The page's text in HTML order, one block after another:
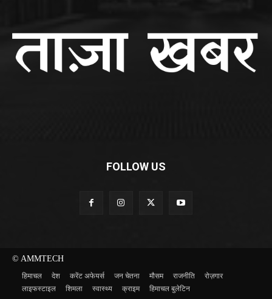
FOLLOW US
© AMMTECH
हिमाचल देश करेंट अफेयर्स जन चेतना मौसम राजनीति
रोज़गार
लाइफस्टाइल
शिमला स्वास्थ्य क्राइम हिमाचल बुलेटिन